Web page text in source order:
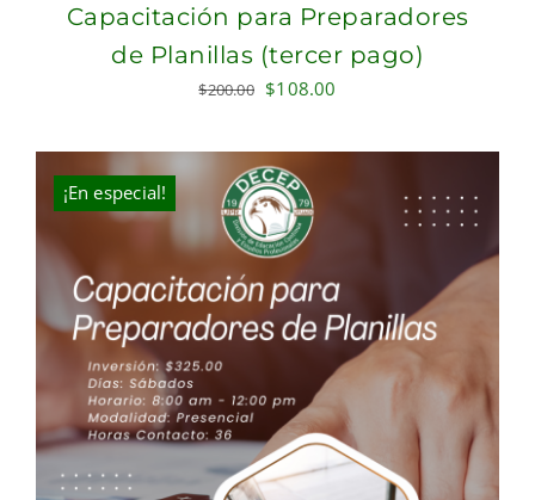
Capacitación para Preparadores
de Planillas (tercer pago)
$200.00 Original
was:
$200.00.
$108.00
is:
¡En especial!